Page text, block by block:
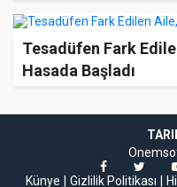
Tesadüfen Fark
Hasada Başladı
Künye
Gizlilik Politikası